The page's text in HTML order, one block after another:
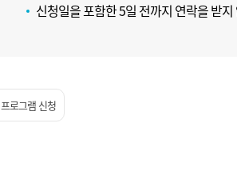
신청일을 포함한 5일 전까지 연락을 받
프로그램 신청